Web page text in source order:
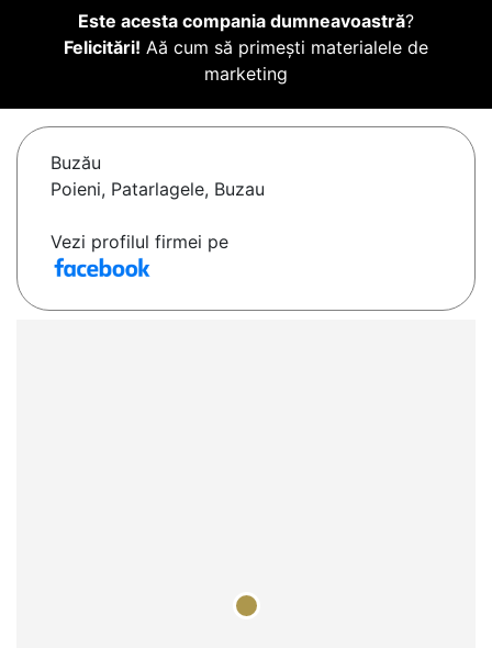
Este acesta compania dumneavoastră?
Felicitări! Aă cum să primești materialele de
marketing
Buzău
Poieni, Patarlagele, Buzau
Vezi profilul firmei pe